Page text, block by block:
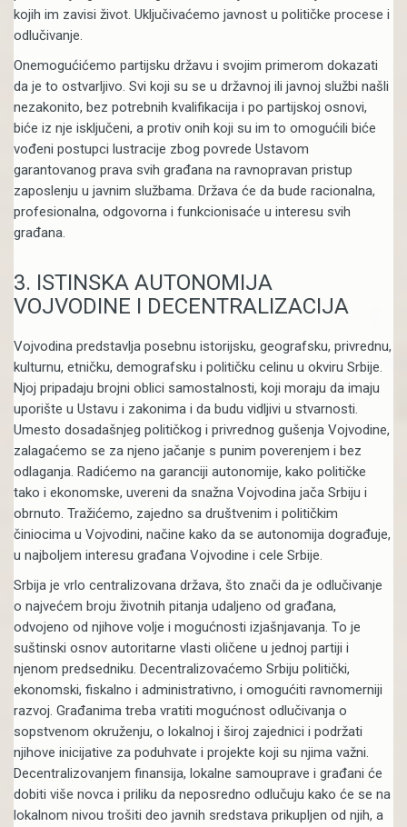
kojih im zavisi život. Uključivaćemo javnost u političke procese i
odlučivanje.
Onemogućićemo partijsku državu i svojim primerom dokazati
da je to ostvarljivo. Svi koji su se u državnoj ili javnoj službi našli
nezakonito, bez potrebnih kvalifikacija i po partijskoj osnovi,
biće iz nje isključeni, a protiv onih koji su im to omogućili biće
vođeni postupci lustracije zbog povrede Ustavom
garantovanog prava svih građana na ravnopravan pristup
zaposlenju u javnim službama. Država će da bude racionalna,
profesionalna, odgovorna i funkcionisaće u interesu svih
građana.
3. ISTINSKA AUTONOMIJA
VOJVODINE I DECENTRALIZACIJA
Vojvodina predstavlja posebnu istorijsku, geografsku, privrednu,
kulturnu, etničku, demografsku i političku celinu u okviru Srbije.
Njoj pripadaju brojni oblici samostalnosti, koji moraju da imaju
uporište u Ustavu i zakonima i da budu vidljivi u stvarnosti.
Umesto dosadašnjeg političkog i privrednog gušenja Vojvodine,
zalagaćemo se za njeno jačanje s punim poverenjem i bez
odlaganja. Radićemo na garanciji autonomije, kako političke
tako i ekonomske, uvereni da snažna Vojvodina jača Srbiju i
obrnuto. Tražićemo, zajedno sa društvenim i političkim
činiocima u Vojvodini, načine kako da se autonomija dograđuje,
u najboljem interesu građana Vojvodine i cele Srbije.
Srbija je vrlo centralizovana država, što znači da je odlučivanje
o najvećem broju životnih pitanja udaljeno od građana,
odvojeno od njihove volje i mogućnosti izjašnjavanja. To je
suštinski osnov autoritarne vlasti oličene u jednoj partiji i
njenom predsedniku. Decentralizovaćemo Srbiju politički,
ekonomski, fiskalno i administrativno, i omogućiti ravnomerniji
razvoj. Građanima treba vratiti mogućnost odlučivanja o
sopstvenom okruženju, o lokalnoj i široj zajednici i podržati
njihove inicijative za poduhvate i projekte koji su njima važni.
Decentralizovanjem finansija, lokalne samouprave i građani će
dobiti više novca i priliku da neposredno odlučuju kako će se na
lokalnom nivou trošiti deo javnih sredstava prikupljen od njih, a